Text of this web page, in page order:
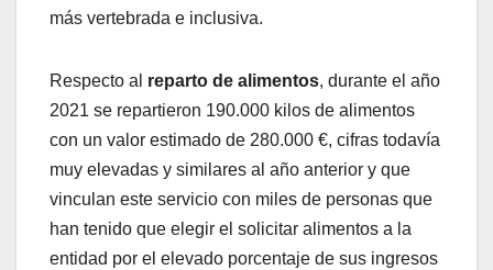
más vertebrada e inclusiva.
Respecto al reparto de alimentos, durante el año
2021 se repartieron 190.000 kilos de alimentos
con un valor estimado de 280.000 €, cifras todavía
muy elevadas y similares al año anterior y que
vinculan este servicio con miles de personas que
han tenido que elegir el solicitar alimentos a la
entidad por el elevado porcentaje de sus ingresos